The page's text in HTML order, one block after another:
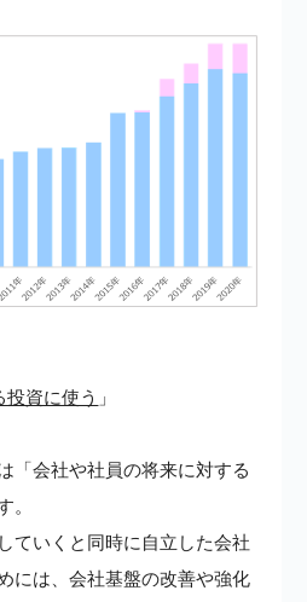
資に使う 」
「会社や社員の将来に対する
。
ていくと同時に自立した会社
には、会社基盤の改善や強化